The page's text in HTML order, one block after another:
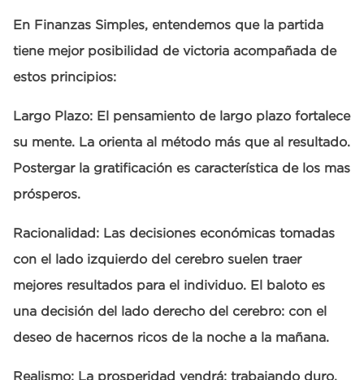
En Finanzas Simples, entendemos que la partida
tiene mejor posibilidad de victoria acompañada de
estos principios:
Largo Plazo: El pensamiento de largo plazo fortalece
su mente. La orienta al método más que al resultado.
Postergar la gratificación es característica de los mas
prósperos.
Racionalidad: Las decisiones económicas tomadas
con el lado izquierdo del cerebro suelen traer
mejores resultados para el individuo. El baloto es
una decisión del lado derecho del cerebro: con el
deseo de hacernos ricos de la noche a la mañana.
Realismo: La prosperidad vendrá: trabajando duro,